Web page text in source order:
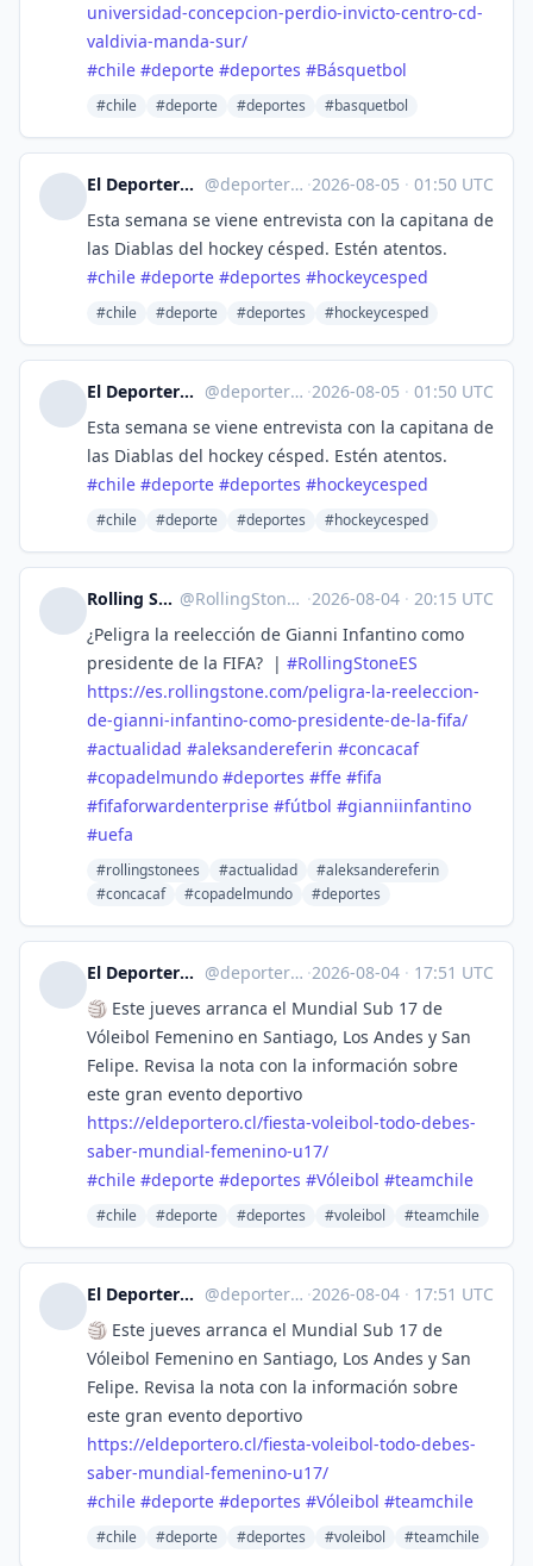
universidad-concepcion-perdio-invicto-centro-cd-
valdivia-manda-sur/
#chile #deporte #deportes #Básquetbol
#chile #deporte #deportes #basquetbol
El Deportero :verified: :fiu: @deporterochile@lile.cl ·2026-08-05 · 01:50 UTC
Esta semana se viene entrevista con la capitana de
las Diablas del hockey césped. Estén atentos.
#chile #deporte #deportes #hockeycesped
#chile #deporte #deportes #hockeycesped
El Deportero :verified: :fiu: @deporterochile@lile.cl ·2026-08-05 · 01:50 UTC
Esta semana se viene entrevista con la capitana de
las Diablas del hockey césped. Estén atentos.
#chile #deporte #deportes #hockeycesped
#chile #deporte #deportes #hockeycesped
Rolling Stone en Español @RollingStoneES@mastodon.social ·2026-08-04 · 20:15 UTC
¿Peligra la reelección de Gianni Infantino como
presidente de la FIFA? | #RollingStoneES
https://es.rollingstone.com/peligra-la-reeleccion-
de-gianni-infantino-como-presidente-de-la-fifa/
#actualidad #aleksandereferin #concacaf
#copadelmundo #deportes #ffe #fifa
#fifaforwardenterprise #fútbol #gianniinfantino
#uefa
#rollingstonees #actualidad
#aleksandereferin
#concacaf
#copadelmundo #deportes
El Deportero :verified: :fiu: @deporterochile@lile.cl ·2026-08-04 · 17:51 UTC
🏐 Este jueves arranca el Mundial Sub 17 de
Vóleibol Femenino en Santiago, Los Andes y San
Felipe. Revisa la nota con la información sobre
este gran evento deportivo
https://eldeportero.cl/fiesta-voleibol-todo-debes-
saber-mundial-femenino-u17/
#chile #deporte #deportes #Vóleibol #teamchile
#chile #deporte #deportes #voleibol #teamchile
El Deportero :verified: :fiu: @deporterochile@lile.cl ·2026-08-04 · 17:51 UTC
🏐 Este jueves arranca el Mundial Sub 17 de
Vóleibol Femenino en Santiago, Los Andes y San
Felipe. Revisa la nota con la información sobre
este gran evento deportivo
https://eldeportero.cl/fiesta-voleibol-todo-debes-
saber-mundial-femenino-u17/
#chile #deporte #deportes #Vóleibol #teamchile
#chile #deporte #deportes #voleibol #teamchile